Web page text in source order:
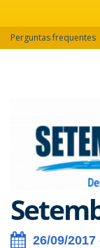
Perguntas frequentes
26/09/